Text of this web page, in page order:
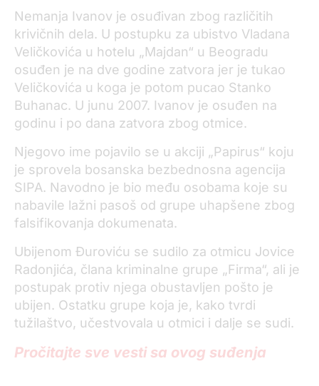
Nemanja Ivanov je osuđivan zbog različitih
krivičnih dela. U postupku za ubistvo Vladana
Veličkovića u hotelu „Majdan“ u Beogradu
osuđen je na dve godine zatvora jer je tukao
Veličkovića u koga je potom pucao Stanko
Buhanac. U junu 2007. Ivanov je osuđen na
godinu i po dana zatvora zbog otmice.
Njegovo ime pojavilo se u akciji „Papirus“ koju
je sprovela bosanska bezbednosna agencija
SIPA. Navodno je bio među osobama koje su
nabavile lažni pasoš od grupe uhapšene zbog
falsifikovanja dokumenata.
Ubijenom Đuroviću se sudilo za otmicu Jovice
Radonjića, člana kriminalne grupe „Firma“, ali je
postupak protiv njega obustavljen pošto je
ubijen. Ostatku grupe koja je, kako tvrdi
tužilaštvo, učestvovala u otmici i dalje se sudi.
Pročitajte sve vesti sa ovog suđenja